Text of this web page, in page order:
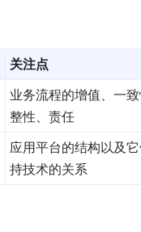
关注点
业务流程的增值、一
整性、责任
应用平台的结构以及
持技术的关系